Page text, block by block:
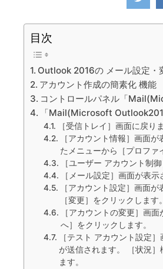
目次
Outlook 2016の メール設定・
アカウント作成の簡素化 機能
コントロールパネル「
「Mail(Microsoft
［受信トレイ］画面に戻り
［アカウント情報］画面
たメニューから［プロファ
［ユーザー アカウント制
［メール設定］画面が表
［アカウント設定］画面
［変更］をクリックします。
［アカウントの変更］画
へ］をクリックします。
［テスト アカウント設定
が送信されます。 ［状況
ます。